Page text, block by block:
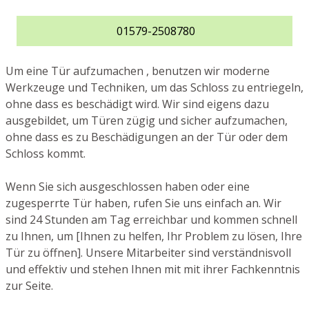
01579-2508780
Um eine Tür aufzumachen , benutzen wir moderne
Werkzeuge und Techniken, um das Schloss zu entriegeln,
ohne dass es beschädigt wird. Wir sind eigens dazu
ausgebildet, um Türen zügig und sicher aufzumachen,
ohne dass es zu Beschädigungen an der Tür oder dem
Schloss kommt.
Wenn Sie sich ausgeschlossen haben oder eine
zugesperrte Tür haben, rufen Sie uns einfach an. Wir
sind 24 Stunden am Tag erreichbar und kommen schnell
zu Ihnen, um [Ihnen zu helfen, Ihr Problem zu lösen, Ihre
Tür zu öffnen]. Unsere Mitarbeiter sind verständnisvoll
und effektiv und stehen Ihnen mit mit ihrer Fachkenntnis
zur Seite.